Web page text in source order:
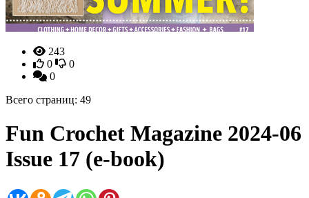
243
0
0
0
Всего страниц: 49
Fun Crochet Magazine 2024-06
Issue 17 (e-book)